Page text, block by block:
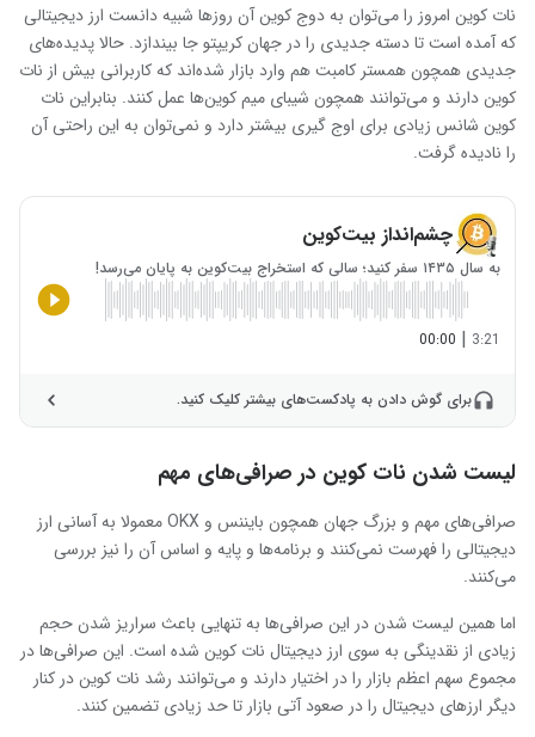
نات کوین امروز را می‌توان به دوج کوین آن روزها شبیه‌ دانست ارز دیجیتالی
که آمده است تا دسته جدیدی را در جهان کریپتو جا بیندازد. حالا پدیده‌های
جدیدی همچون همستر کامبت هم وارد بازار شده‌اند که کاربرانی بیش از نات
کوین دارند و می‌توانند همچون شیبای میم کوین‌ها عمل کنند. بنابراین نات
کوین شانس زیادی برای اوج گیری بیشتر دارد و نمی‌توان به این راحتی آن
را نادیده گرفت.
چشم‌انداز بیت‌کوین
به سال ۱۴۳۵ سفر کنید؛ سالی که استخراج بیت‌کوین به پایان می‌رسد!
3:21
|
00:00
برای گوش دادن به پادکست‌های بیشتر کلیک کنید.
لیست شدن نات کوین در صرافی‌های مهم
صرافی‌های مهم و بزرگ جهان همچون بایننس و OKX معمولا به آسانی ارز
دیجیتالی را فهرست نمی‌کنند و برنامه‌ها و پایه و اساس آن را نیز بررسی
می‌کنند.
اما همین لیست شدن در این صرافی‌ها به تنهایی باعث سراریز شدن حجم
زیادی از نقدینگی به سوی ارز دیجیتال نات کوین شده است. این صرافی‌ها در
مجموع سهم اعظم بازار را در اختیار دارند و می‌توانند رشد نات کوین در کنار
دیگر ارزهای دیجیتال را در صعود آتی بازار تا حد زیادی تضمین کنند.